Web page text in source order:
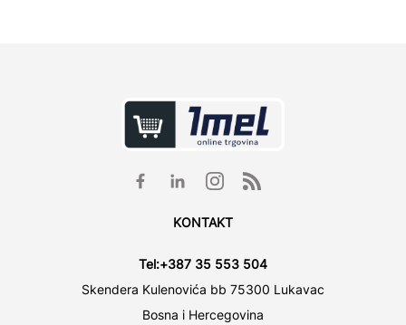
KONTAKT
Tel:+387 35 553 504
Skendera Kulenovića bb 75300 Lukavac
Bosna i Hercegovina